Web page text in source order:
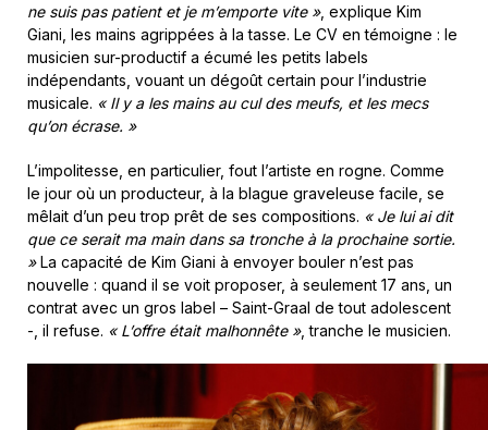
ne suis pas patient et je m’emporte vite », explique Kim
Giani, les mains agrippées à la tasse. Le CV en témoigne : le
musicien sur-productif a écumé les petits labels
indépendants, vouant un dégoût certain pour l’industrie
musicale. « Il y a les mains au cul des meufs, et les mecs
qu’on écrase. »
L’impolitesse, en particulier, fout l’artiste en rogne. Comme
le jour où un producteur, à la blague graveleuse facile, se
mêlait d’un peu trop prêt de ses compositions. « Je lui ai dit
que ce serait ma main dans sa tronche à la prochaine sortie.
»La capacité de Kim Giani à envoyer bouler n’est pas
nouvelle : quand il se voit proposer, à seulement 17 ans, un
contrat avec un gros label – Saint-Graal de tout adolescent
-, il refuse. « L’offre était malhonnête », tranche le musicien.